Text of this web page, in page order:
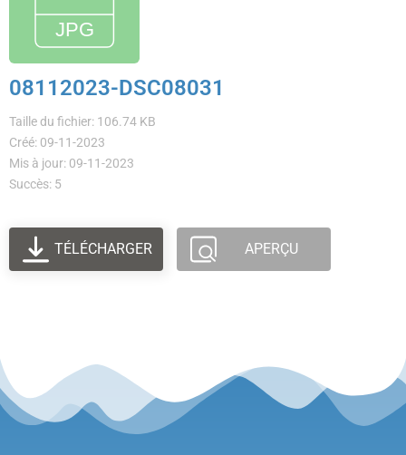
08112023-DSC08031
Taille du fichier: 106.74 KB
Créé: 09-11-2023
Mis à jour: 09-11-2023
Succès: 5
TÉLÉCHARGER APERÇU